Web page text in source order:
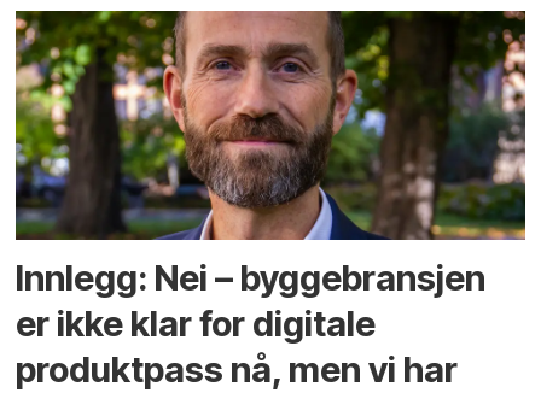
Innlegg: Nei – byggebransjen
er ikke klar for digitale
produktpass nå, men vi har